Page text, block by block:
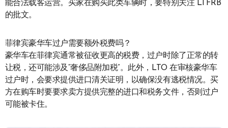
能合法载客运营。买家在购买此类车辆时，要特别关注 LTFRB
的批文。
菲律宾豪华车过户需要额外税费吗？
豪华车在菲律宾通常被征收更高的税费，过户时除了正常的转
让税，还可能涉及“奢侈品附加税”。此外，LTO 在审核豪华车
过户时，会要求提供进口清关证明，以确保没有逃税情况。买
方在购车时要要求卖方提供完整的进口和税务文件，否则过户
可能被卡住。